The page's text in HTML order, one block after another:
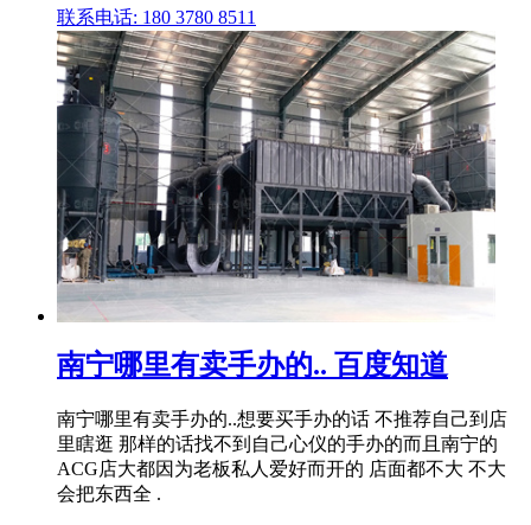
联系电话: 180 3780 8511
南宁哪里有卖手办的.. 百度知道
南宁哪里有卖手办的..想要买手办的话 不推荐自己到店
里瞎逛 那样的话找不到自己心仪的手办的而且南宁的
ACG店大都因为老板私人爱好而开的 店面都不大 不大
会把东西全 .